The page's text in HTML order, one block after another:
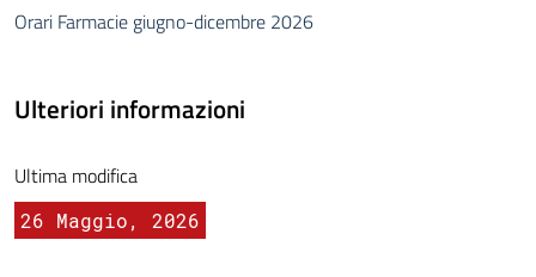
Orari Farmacie giugno-dicembre 2026
Ulteriori informazioni
Ultima modifica
26 Maggio, 2026